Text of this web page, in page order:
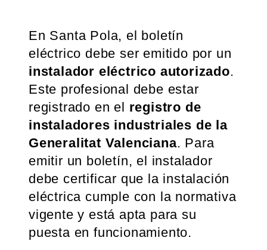
En Santa Pola, el boletín
eléctrico debe ser emitido por un
instalador eléctrico autorizado.
Este profesional debe estar
registrado en el registro de
instaladores industriales de la
Generalitat Valenciana. Para
emitir un boletín, el instalador
debe certificar que la instalación
eléctrica cumple con la normativa
vigente y está apta para su
puesta en funcionamiento.